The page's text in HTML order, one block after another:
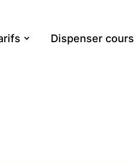
Dispenser cours